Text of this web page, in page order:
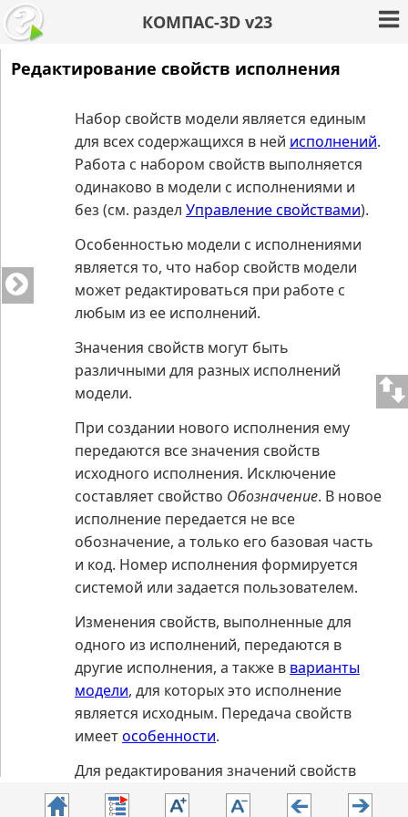
КОМПАС-3D v23
Редактирование свойств исполнения
Набор свойств модели является единым
для всех содержащихся в ней исполнений.
Работа с набором свойств выполняется
одинаково в модели с исполнениями и
без (см. раздел Управление свойствами).
Особенностью модели с исполнениями
является то, что набор свойств модели
может редактироваться при работе с
любым из ее исполнений.
Значения свойств могут быть
различными для разных исполнений
модели.
При создании нового исполнения ему
передаются все значения свойств
исходного исполнения. Исключение
составляет свойство Обозначение. В новое
исполнение передается не все
обозначение, а только его базовая часть
и код. Номер исполнения формируется
системой или задается пользователем.
Изменения свойств, выполненные для
одного из исполнений, передаются в
другие исполнения, а также в варианты
модели, для которых это исполнение
является исходным. Передача свойств
имеетособенности.
Для редактирования значений свойств
можно использовать Панель параметров,